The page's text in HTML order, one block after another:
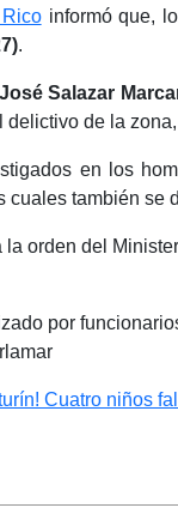
informó que,
.
Salazar
delictivo de la
en los
también se
la orden del
por
Cuatro niños